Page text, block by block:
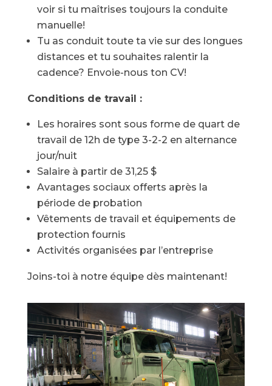
voir si tu maîtrises toujours la conduite
manuelle!
Tu as conduit toute ta vie sur des longues
distances et tu souhaites ralentir la
cadence? Envoie-nous ton CV!
Conditions de travail :
Les horaires sont sous forme de quart de
travail de 12h de type 3-2-2 en alternance
jour/nuit
Salaire à partir de 31,25 $
Avantages sociaux offerts après la
période de probation
Vêtements de travail et équipements de
protection fournis
Activités organisées par l’entreprise
Joins-toi à notre équipe dès maintenant!